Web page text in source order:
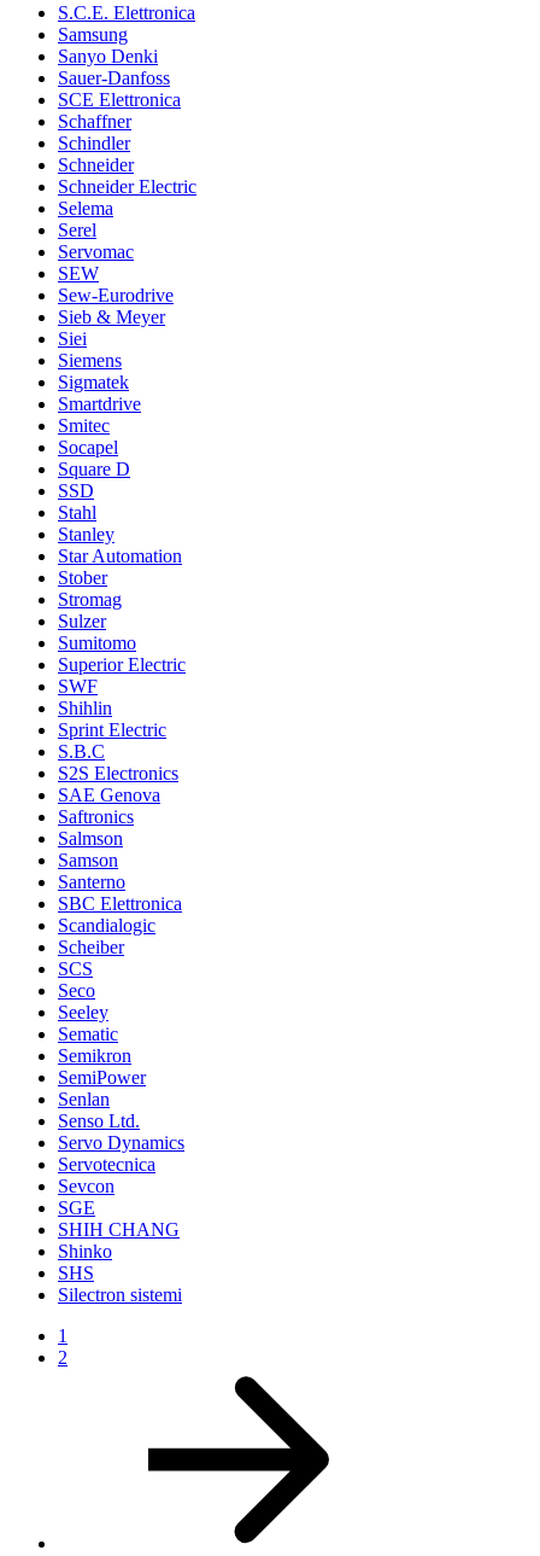
S.C.E. Elettronica
Samsung
Sanyo Denki
Sauer-Danfoss
SCE Elettronica
Schaffner
Schindler
Schneider
Schneider Electric
Selema
Serel
Servomac
SEW
Sew-Eurodrive
Sieb & Meyer
Siei
Siemens
Sigmatek
Smartdrive
Smitec
Socapel
Square D
SSD
Stahl
Stanley
Star Automation
Stober
Stromag
Sulzer
Sumitomo
Superior Electric
SWF
Shihlin
Sprint Electric
S.B.C
S2S Electronics
SAE Genova
Saftronics
Salmson
Samson
Santerno
SBC Elettronica
Scandialogic
Scheiber
SCS
Seco
Seeley
Sematic
Semikron
SemiPower
Senlan
Senso Ltd.
Servo Dynamics
Servotecnica
Sevcon
SGE
SHIH CHANG
Shinko
SHS
Silectron sistemi
1
2